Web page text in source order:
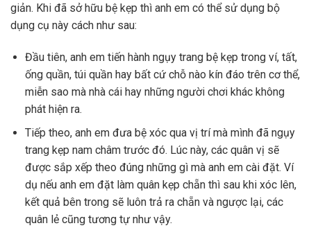
giản. Khi đã sở hữu bệ kẹp thì anh em có thể sử dụng bộ
dụng cụ này cách như sau:
Đầu tiên, anh em tiến hành ngụy trang bệ kẹp trong ví, tất,
ống quần, túi quần hay bất cứ chỗ nào kín đáo trên cơ thể,
miễn sao mà nhà cái hay những người chơi khác không
phát hiện ra.
Tiếp theo, anh em đưa bệ xóc qua vị trí mà mình đã ngụy
trang kẹp nam châm trước đó. Lúc này, các quân vị sẽ
được sắp xếp theo đúng những gì mà anh em cài đặt. Ví
dụ nếu anh em đặt làm quân kẹp chẵn thì sau khi xóc lên,
kết quả bên trong sẽ luôn trả ra chẵn và ngược lại, các
quân lẻ cũng tương tự như vậy.